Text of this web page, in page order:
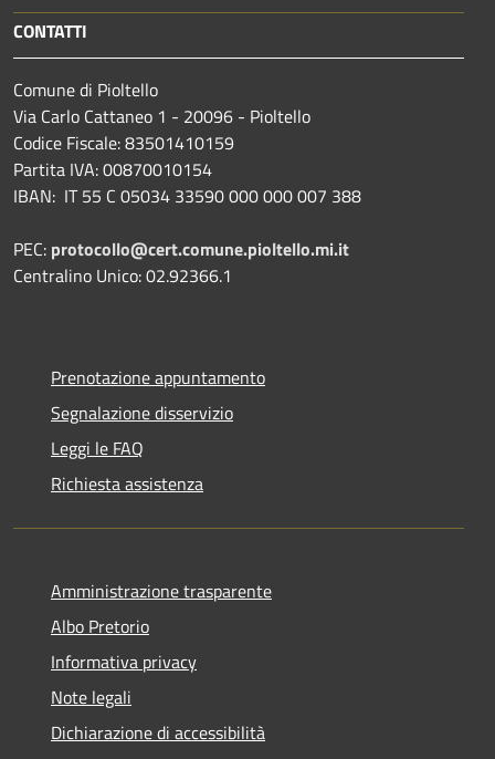
CONTATTI
Comune di Pioltello
Via Carlo Cattaneo 1 - 20096 - Pioltello
Codice Fiscale: 83501410159
Partita IVA: 00870010154
IBAN: IT 55 C 05034 33590 000 000 007 388
PEC: protocollo@cert.comune.pioltello.mi.it
Centralino Unico: 02.92366.1
Prenotazione appuntamento
Segnalazione disservizio
Leggi le FAQ
Richiesta assistenza
Amministrazione trasparente
Albo Pretorio
Informativa privacy
Note legali
Dichiarazione di accessibilità